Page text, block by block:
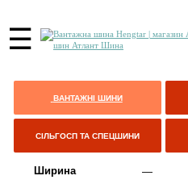
☰
ВАНТАЖНІ ШИНИ
СІЛЬГОСП ТА СПЕЦШИНИ
Ширина